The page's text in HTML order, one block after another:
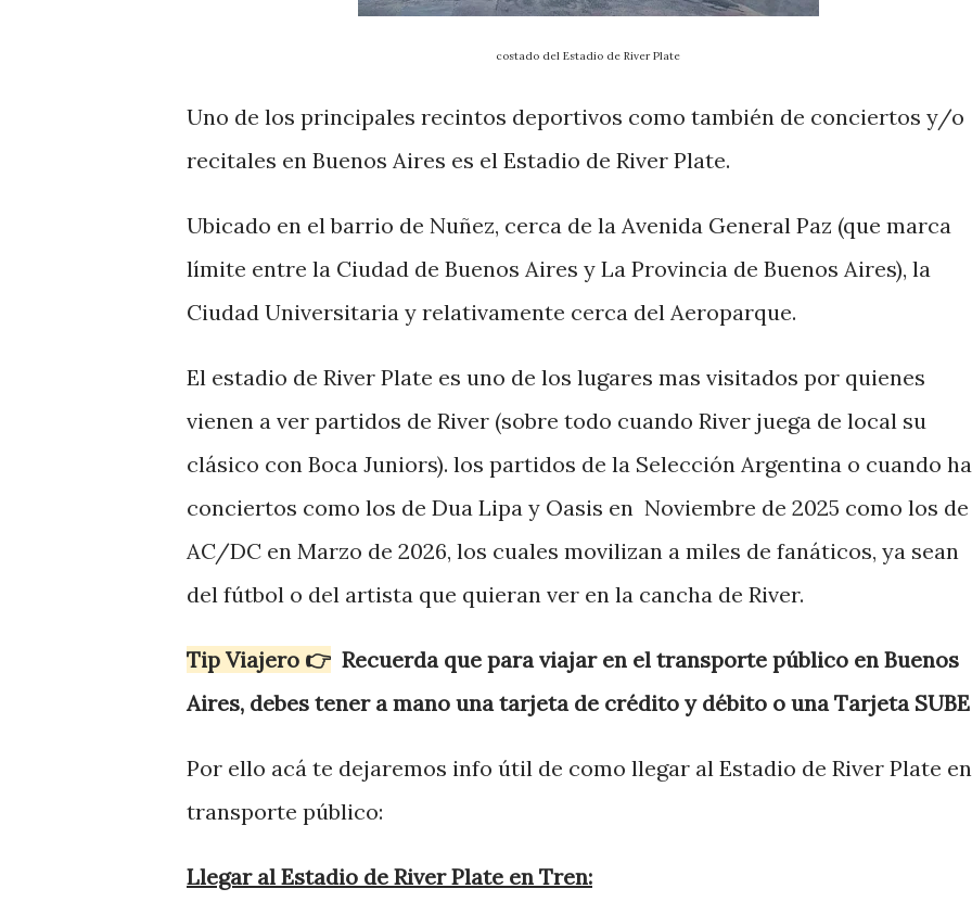
costado del Estadio de River Plate
Uno de los principales recintos deportivos como también de conciertos y/o
recitales en Buenos Aires es el Estadio de River Plate.
Ubicado en el barrio de Nuñez, cerca de la Avenida General Paz (que marca
límite entre la Ciudad de Buenos Aires y La Provincia de Buenos Aires), la
Ciudad Universitaria y relativamente cerca del Aeroparque.
El estadio de River Plate es uno de los lugares mas visitados por quienes
vienen a ver partidos de River (sobre todo cuando River juega de local su
clásico con Boca Juniors). los partidos de la Selección Argentina o cuando
conciertos como los de Dua Lipa y Oasis en Noviembre de 2025 como los de
AC/DC en Marzo de 2026, los cuales movilizan a miles de fanáticos, ya sean
del fútbol o del artista que quieran ver en la cancha de River.
Tip Viajero 👉 Recuerda que para viajar en el transporte público en Buenos
Aires, debes tener a mano una tarjeta de crédito y débito o una Tarjeta SUBE
Por ello acá te dejaremos info útil de como llegar al Estadio de River Plate en
transporte público:
Llegar al Estadio de River Plate en Tren: